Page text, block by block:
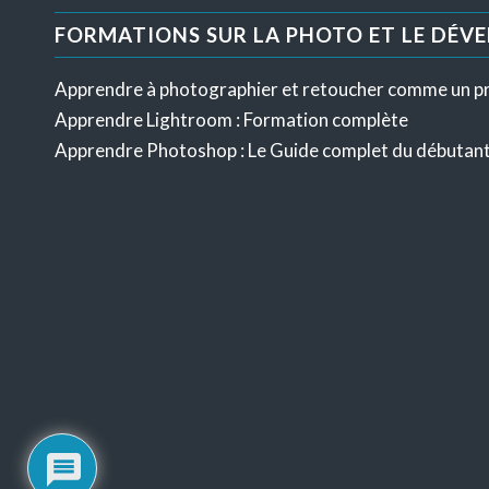
FORMATIONS SUR LA PHOTO ET LE
Apprendre à photographier et retoucher comme un
Apprendre Lightroom : Formation complète
Apprendre Photoshop : Le Guide complet du débutant